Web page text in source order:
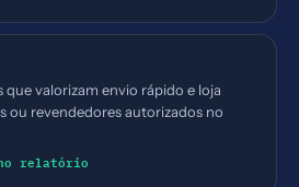
que valorizam envio rápido e loja
ou revendedores autorizados no
relatório